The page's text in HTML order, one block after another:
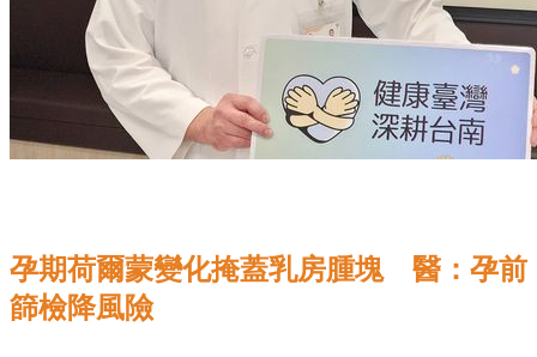
孕期荷爾蒙變化掩蓋乳房腫塊 醫：孕前
篩檢降風險